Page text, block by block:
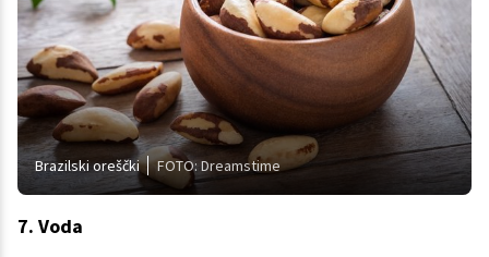
Brazilski oreščki FOTO: Dreamstime
7. Voda